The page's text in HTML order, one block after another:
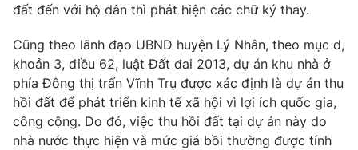
đất đến với hộ dân thì phát hiện các chữ ký thay.
Cũng theo lãnh đạo UBND huyện Lý Nhân, theo mục d,
khoản 3, điều 62, luật Đất đai 2013, dự án khu nhà ở
phía Đông thị trấn Vĩnh Trụ được xác định là dự án thu
hồi đất để phát triển kinh tế xã hội vì lợi ích quốc gia,
công cộng. Do đó, việc thu hồi đất tại dự án này do
nhà nước thực hiện và mức giá bồi thường được tính